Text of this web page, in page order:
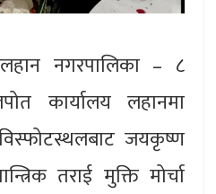
नगरपालिका – ८
कार्यालय लहानमा
जयकृष्ण
तराई मुक्ति मोर्चा